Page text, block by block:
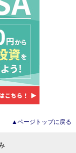
▲ページトップに戻る